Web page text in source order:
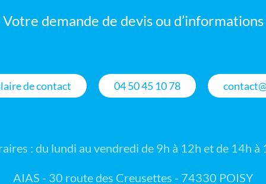
Votre demande de devis ou d’informations
de contact 04 50 45 10 78
: du lundi au vendredi de 9h à 12h et de 14h à
AIAS - 30 route des Creusettes - 74330 POISY